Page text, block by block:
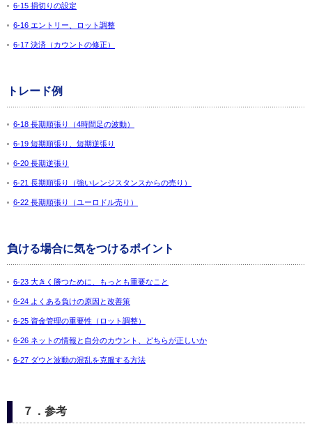
6-15 損切りの設定
6-16 エントリー、ロット調整
6-17 決済（カウントの修正）
トレード例
6-18 長期順張り（4時間足の波動）
6-19 短期順張り、短期逆張り
6-20 長期逆張り
6-21 長期順張り（強いレンジスタンスからの売り）
6-22 長期順張り（ユーロドル売り）
負ける場合に気をつけるポイント
6-23 大きく勝つために、もっとも重要なこと
6-24 よくある負けの原因と改善策
6-25 資金管理の重要性（ロット調整）
6-26 ネットの情報と自分のカウント、どちらが正しいか
6-27 ダウと波動の混乱を克服する方法
７．参考